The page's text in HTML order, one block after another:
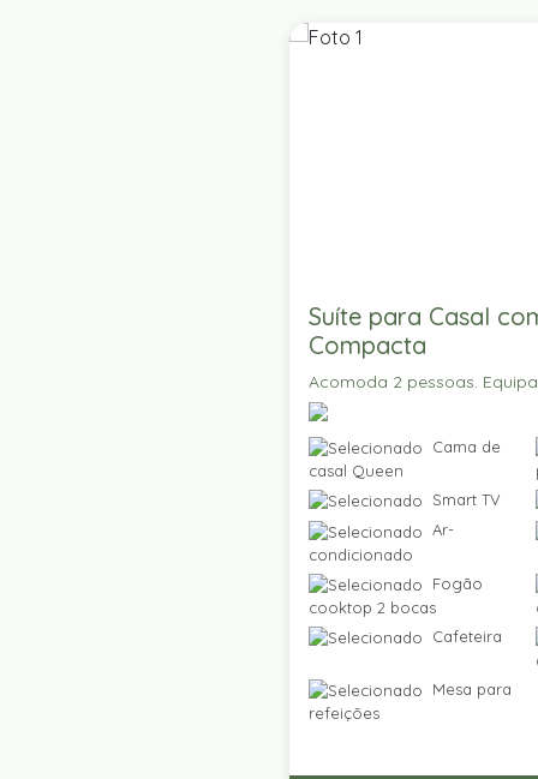
Suíte para Casal
Compacta
Acomoda 2 pessoas.
Cama de
casal Queen
Smart TV
Ar-
condicionado
Fogão
cooktop 2 bocas
Cafeteira
Mesa para
refeições